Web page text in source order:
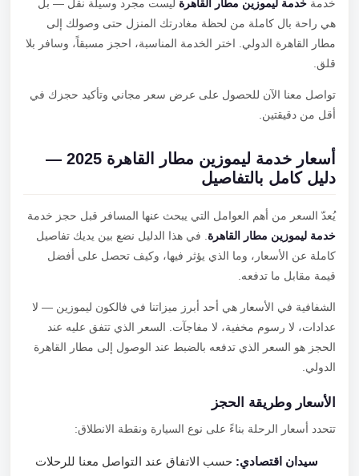
خدمةخدمة ليموزين مطار القاهرةليست مجرد وسيلة نقل — بل
هي راحة بال كاملة من لحظة مغادرتك المنزل حتى وصولك إلى
مطار القاهرة الدولي. اختر الخدمة المناسبة، احجز مسبقاً، وسافر بلا
قلق.
تواصل معنا الآن للحصول على عرض سعر مجاني وتأكيد حجزك في
أقل من دقيقتين.
أسعار خدمة ليموزين مطار القاهرة 2025 —
دليل كامل بالتفاصيل
يُعدّ السعر من أهم العوامل التي يبحث عنها المسافر قبل حجز خدمة
خدمة ليموزين مطار القاهرة. في هذا الدليل نضع بين يديك تفاصيل
كاملة عن الأسعار، وما الذي يؤثر فيها، وكيف تحصل على أفضل
قيمة مقابل ما تدفعه.
الشفافية في الأسعار هي أحد أبرز ميزاتنا في فالكون ليموزين — لا
عدادات، لا رسوم مخفية، لا مفاجآت. السعر الذي تتفق عليه عند
الحجز هو السعر الذي تدفعه بالضبط عند الوصول إلى مطار القاهرة
الدولي.
الأسعار وطريقة الحجز
تتحدد أسعار الرحلة بناءً على نوع السيارة ونقطة الانطلاق:
سيدان اقتصادي:حسب الاتفاق عند التواصل معنا للرحلات